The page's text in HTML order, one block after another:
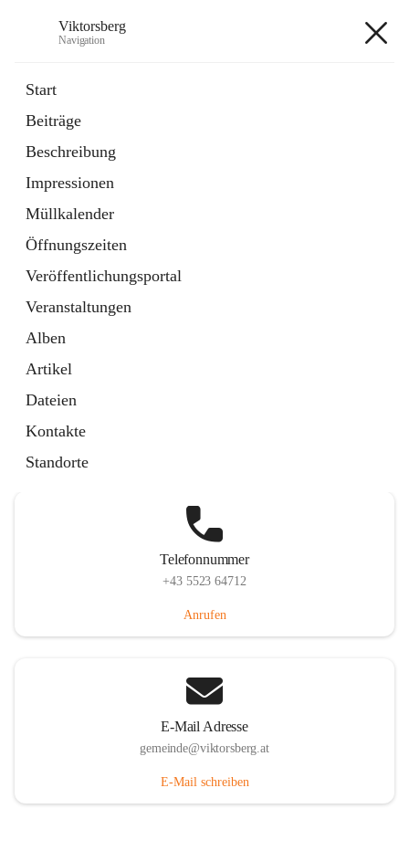
Viktorsberg
Navigation
Start
Beiträge
Beschreibung
Impressionen
Müllkalender
Öffnungszeiten
Veröffentlichungsportal
Veranstaltungen
Alben
Artikel
Dateien
Kontakte
Standorte
1 Schnellzugriff
Bürgerservice
10 Schnellzugriffe
Telefonnummer
+43 5523 64712
Anrufen
E-Mail Adresse
gemeinde@viktorsberg.at
E-Mail schreiben